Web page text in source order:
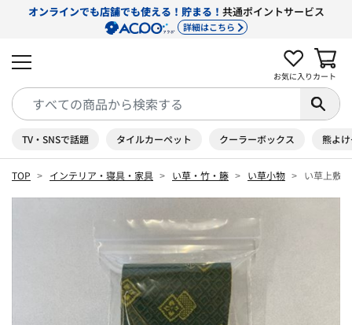
オンラインでも店舗でも使える！貯まる！ 共通ポイントサービス
詳細はこちら
お気に入り カート
TV・SNSで話題 タイルカーペット クーラーボックス 熊よ
TOP インテリア・寝具・家具 い草・竹・籐 い草小物 い草上敷F